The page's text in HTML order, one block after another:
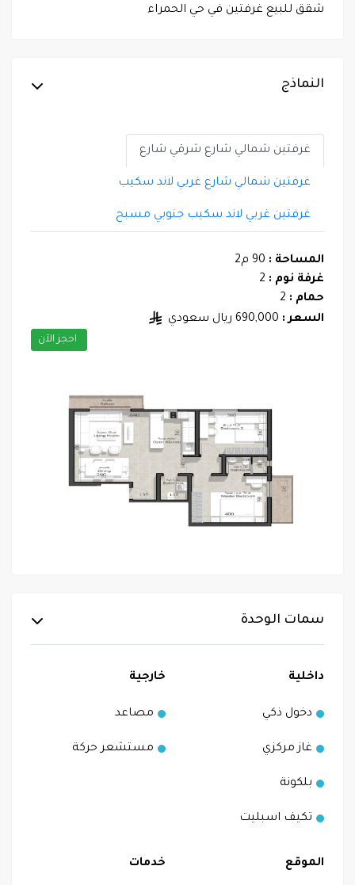
شقق للبيع غرفتين في حي الحمراء
النماذج
غرفتين شمالي شارع شرقي شارع
غرفتين شمالي شارع غربي لاند سكيب
غرفتين غربي لاند سكيب جنوبي مسبح
المساحة : 90 م2
غرفة نوم : 2
حمام : 2
السعر : 690,000 ريال سعودي
احجز الآن
سمات الوحدة
داخلية
دخول ذكي
غاز مركزي
بلكونة
تكيف اسبليت
خارجية
مصاعد
مستشعر حركة
الموقع خدمات